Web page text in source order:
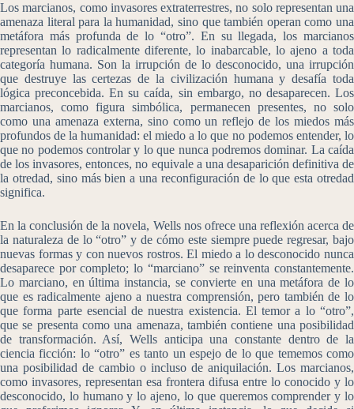
Los marcianos, como invasores extraterrestres, no solo representan una
amenaza literal para la humanidad, sino que también operan como una
metáfora más profunda de lo “otro”. En su llegada, los marcianos
representan lo radicalmente diferente, lo inabarcable, lo ajeno a toda
categoría humana. Son la irrupción de lo desconocido, una irrupción
que destruye las certezas de la civilización humana y desafía toda
lógica preconcebida. En su caída, sin embargo, no desaparecen. Los
marcianos, como figura simbólica, permanecen presentes, no solo
como una amenaza externa, sino como un reflejo de los miedos más
profundos de la humanidad: el miedo a lo que no podemos entender, lo
que no podemos controlar y lo que nunca podremos dominar. La caída
de los invasores, entonces, no equivale a una desaparición definitiva de
la otredad, sino más bien a una reconfiguración de lo que esta otredad
significa.
En la conclusión de la novela, Wells nos ofrece una reflexión acerca de
la naturaleza de lo “otro” y de cómo este siempre puede regresar, bajo
nuevas formas y con nuevos rostros. El miedo a lo desconocido nunca
desaparece por completo; lo “marciano” se reinventa constantemente.
Lo marciano, en última instancia, se convierte en una metáfora de lo
que es radicalmente ajeno a nuestra comprensión, pero también de lo
que forma parte esencial de nuestra existencia. El temor a lo “otro”,
que se presenta como una amenaza, también contiene una posibilidad
de transformación. Así, Wells anticipa una constante dentro de la
ciencia ficción: lo “otro” es tanto un espejo de lo que tememos como
una posibilidad de cambio o incluso de aniquilación. Los marcianos,
como invasores, representan esa frontera difusa entre lo conocido y lo
desconocido, lo humano y lo ajeno, lo que queremos comprender y lo